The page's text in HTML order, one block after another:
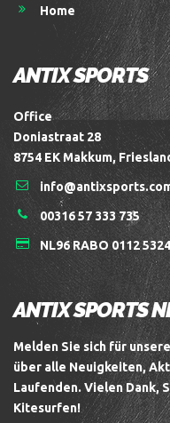
Home
ANTIX SPORTS
Office
Doniastraat 28
8754 EK Makkum,
00316 57 333 735
NL96 RABO 0112
ANTIX SPORTS
Melden Sie sich für
über alle Neuigkeiten,
Laufenden. Vielen Dank,
Kitesurfen!